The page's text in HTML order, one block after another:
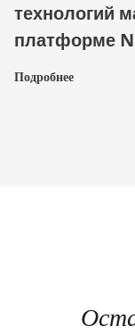
технологий
платформе
Подробнее